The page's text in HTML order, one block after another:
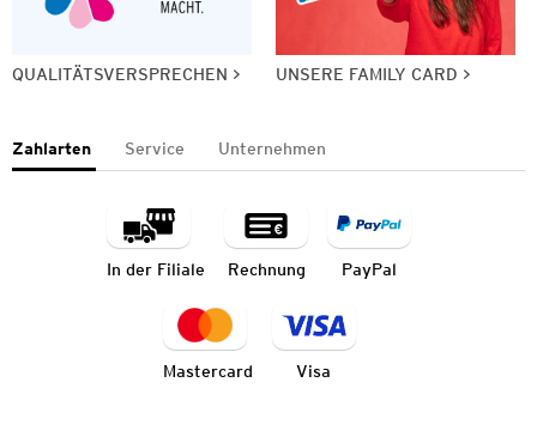
QUALITÄTSVERSPRECHEN UNSERE FAMILY CARD
Zahlarten Service Unternehmen
In der Filiale Rechnung PayPal
Mastercard Visa